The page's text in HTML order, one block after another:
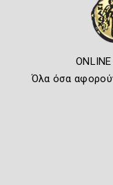
Όλα όσα